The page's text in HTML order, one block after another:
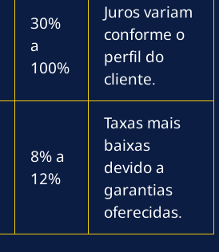
30%
a
100%
Juros variam
conforme o
perfil do
cliente.
8% a
12%
Taxas mais
baixas
devido a
garantias
oferecidas.